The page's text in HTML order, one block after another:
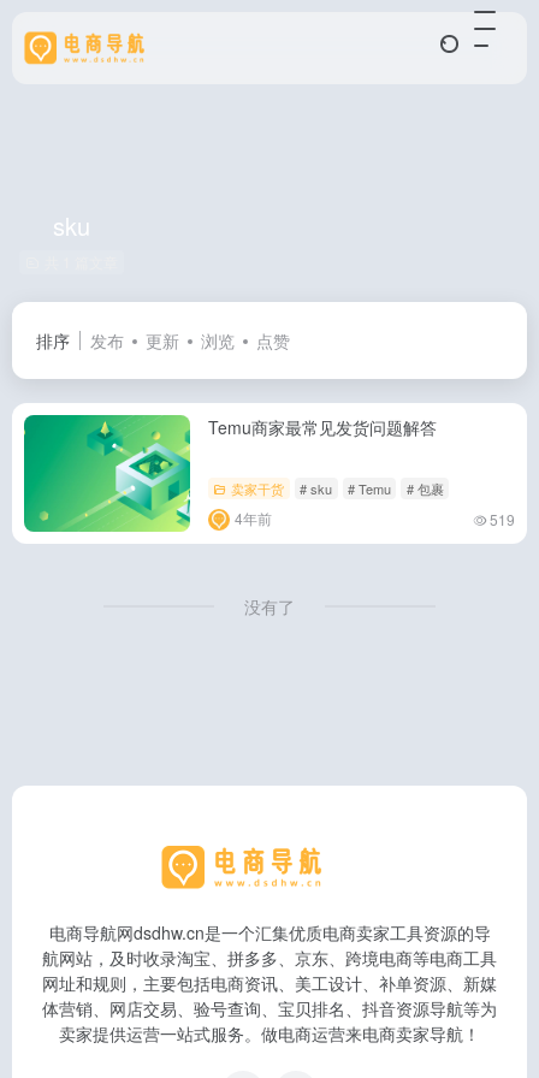
sku
排序 发布 更新 浏览 点赞
Temu商家最常见发货问题解答
卖家干货 # sku # Temu # 包裹
4年前 519
没有了
电商导航网dsdhw.cn是一个汇集优质电商卖家工具资源的导
航网站，及时收录淘宝、拼多多、京东、跨境电商等电商工具
网址和规则，主要包括电商资讯、美工设计、补单资源、新媒
体营销、网店交易、验号查询、宝贝排名、抖音资源导航等为
卖家提供运营一站式服务。做电商运营来电商卖家导航！